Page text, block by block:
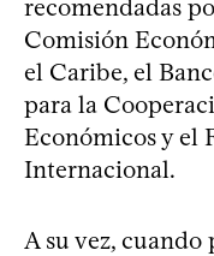
recomendadas
Comisión
el Caribe, el
para la
Económicos y el
Internacional.
A su vez,